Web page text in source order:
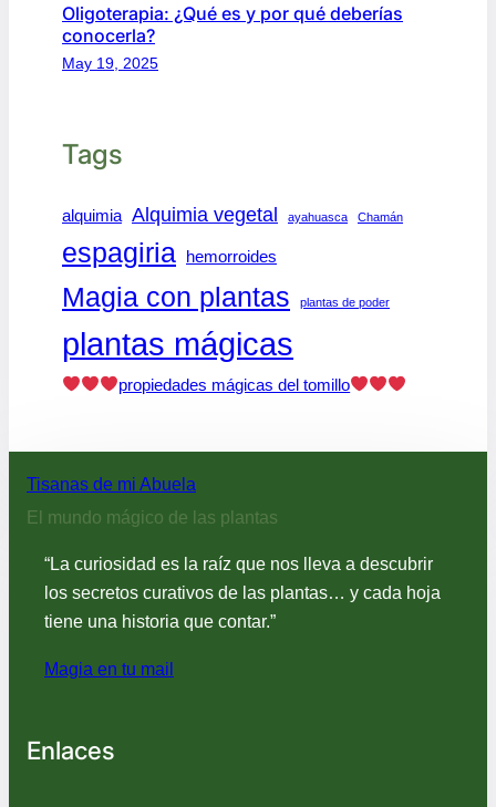
Oligoterapia: ¿Qué es y por qué deberías
conocerla?
May 19, 2025
Tags
alquimia Alquimia vegetal ayahuasca Chamán
espagiria hemorroides
Magia con plantas plantas de poder
plantas mágicas
propiedades mágicas del tomillo
Tisanas de mi Abuela
El mundo mágico de las plantas
“La curiosidad es la raíz que nos lleva a descubrir
los secretos curativos de las plantas… y cada hoja
tiene una historia que contar.”
Magia en tu mail
Enlaces